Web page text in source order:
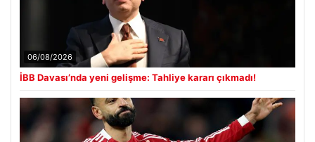
06/08/2026
İBB Davası’nda yeni gelişme: Tahliye kararı çıkmadı!